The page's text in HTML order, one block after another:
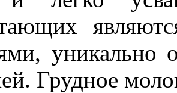
уникально
Грудное